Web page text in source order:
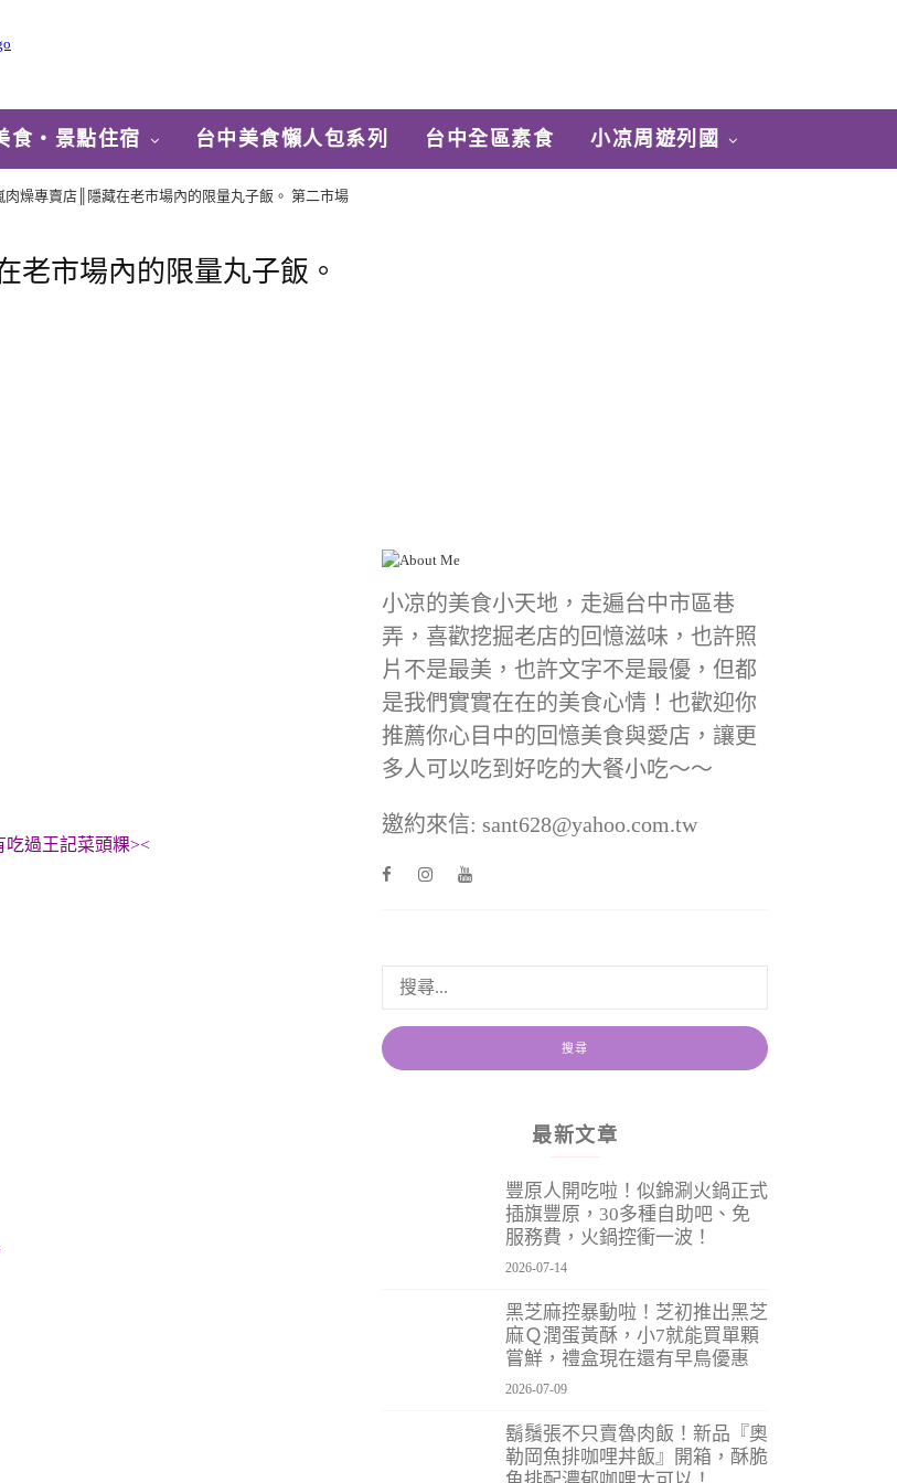
食‧景點住宿 台中美食懶人包系列 台中全區素食 小凉周遊列國
肉燥專賣店║隱藏在老市場內的限量丸子飯。 第二市場
老市場內的限量丸子飯。
過王記菜頭粿><
小凉的美食小天地，走遍台中市區巷
弄，喜歡挖掘老店的回憶滋味，也許照
片不是最美，也許文字不是最優，但都
是我們實實在在的美食心情！也歡迎你
推薦你心目中的回憶美食與愛店，讓更
多人可以吃到好吃的大餐小吃～～
邀約來信: sant628@yahoo.com.tw
最新文章
豐原人開吃啦！似錦涮火鍋正式
插旗豐原，30多種自助吧、免
服務費，火鍋控衝一波！
2026-07-14
黑芝麻控暴動啦！芝初推出黑芝
麻Ｑ潤蛋黃酥，小7就能買單顆
嘗鮮，禮盒現在還有早鳥優惠
2026-07-09
鬍鬚張不只賣魯肉飯！新品『奧
勒岡魚排咖哩丼飯』開箱，酥脆